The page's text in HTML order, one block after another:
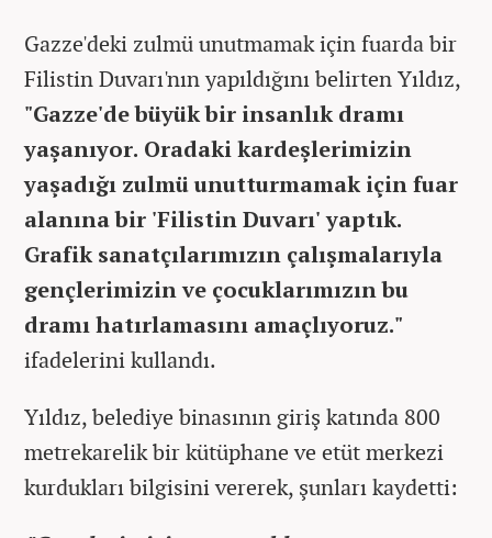
Gazze'deki zulmü unutmamak için fuarda bir
Filistin Duvarı'nın yapıldığını belirten Yıldız,
"Gazze'de büyük bir insanlık dramı
yaşanıyor. Oradaki kardeşlerimizin
yaşadığı zulmü unutturmamak için fuar
alanına bir 'Filistin Duvarı' yaptık.
Grafik sanatçılarımızın çalışmalarıyla
gençlerimizin ve çocuklarımızın bu
dramı hatırlamasını amaçlıyoruz."
ifadelerini kullandı.
Yıldız, belediye binasının giriş katında 800
metrekarelik bir kütüphane ve etüt merkezi
kurdukları bilgisini vererek, şunları kaydetti: